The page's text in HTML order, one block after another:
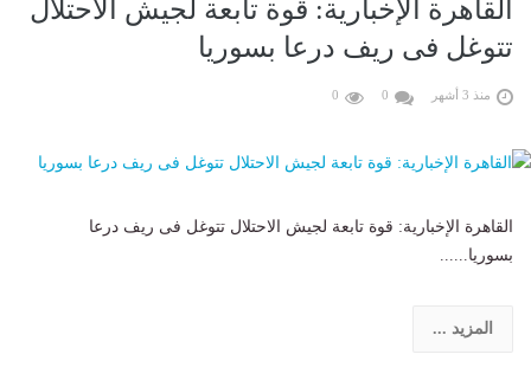
القاهرة الإخبارية: قوة تابعة لجيش الاحتلال
تتوغل فى ريف درعا بسوريا
منذ 3 أشهر 0
0
القاهرة الإخبارية: قوة تابعة لجيش الاحتلال تتوغل فى ريف درعا
بسوريا......
المزيد ...